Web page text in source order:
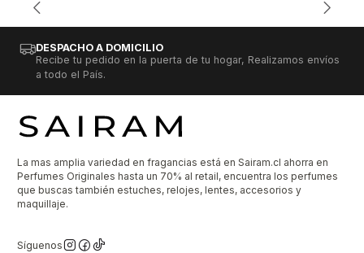
DESPACHO A DOMICILIO
Recibe tu pedido en la puerta de tu hogar, Realizamos envíos
a todo el País.
La mas amplia variedad en fragancias está en Sairam.cl ahorra en
Perfumes Originales hasta un 70% al retail, encuentra los perfumes
que buscas también estuches, relojes, lentes, accesorios y
maquillaje.
Síguenos